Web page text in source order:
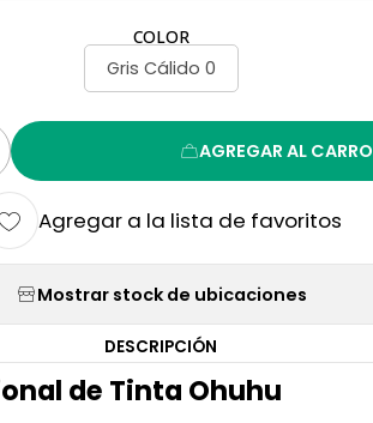
COLOR
Gris Cálido 0
AGREGAR AL CARRO
Agregar a la lista de favoritos
Mostrar stock de ubicaciones
DESCRIPCIÓN
de Tinta Ohuhu